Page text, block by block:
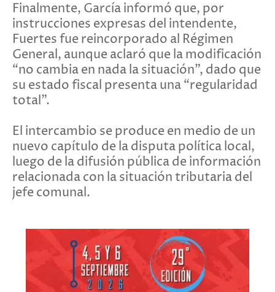
Finalmente, García informó que, por
instrucciones expresas del intendente,
Fuertes fue reincorporado al Régimen
General, aunque aclaró que la modificación
“no cambia en nada la situación”, dado que
su estado fiscal presenta una “regularidad
total”.
El intercambio se produce en medio de un
nuevo capítulo de la disputa política local,
luego de la difusión pública de información
relacionada con la situación tributaria del
jefe comunal.